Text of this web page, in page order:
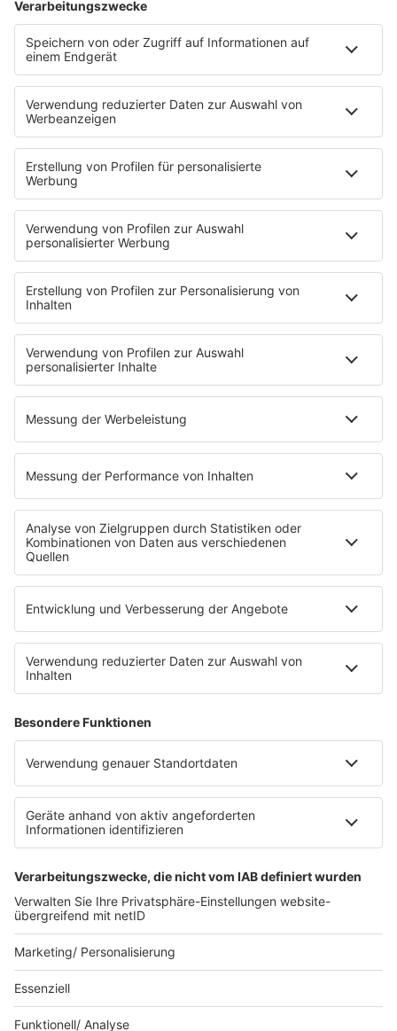
ist es hier besonders wichtig, für dich selbst
einzustehen, denn deine Vorgesetzten werden
diesen Auftritt als Marker wahrnehmen. Eine
gründliche Vorbereitung, die Kenntnis deines
Marktwertes und klare Ziele sind entscheidend für
deinen Erfolg. Wenn du diese Prinzipien anwendest
und auch Zusatzleistungen ansprichst, kannst du
dein Gehalt verbessern und dich auch langfristige
besser rüsten.
HOME
INFOS
Kontakt
Newsletter
Jobs & Praktika
Pressekontakt
Pressemeldungen
WERBUNG
Mediadaten und Preisliste
Ansprechpartner
RECHTLICHES
Impressum
Datenschutz
Datenschutzeinstellungen
Datenverarbeitung bei Gewinnspielen
Teilnahmebedingungen
Gewinnspielregeln Social Media
KI-Leitlinie
Die neuesten Updates für deinen
© bigKARRIERE - Eine Marke der Audiotainment Südwest